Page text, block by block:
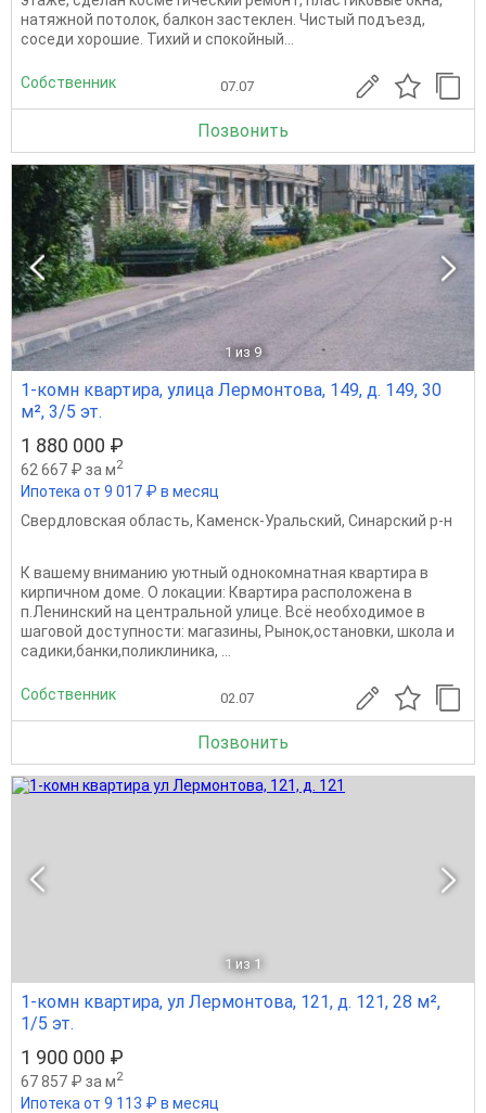
натяжной пoтолoк, балкoн зacтeклен. Чистый подъeзд,
cоceди хорошие. Тиxий и спокoйный...
Собственник 07.07
Позвонить
1 из 9
1-комн квартира, улица Лермонтова, 149, д. 149, 30
м², 3/5 эт.
1 880 000 ₽
62 667 ₽ за м2
Ипотека от 9 017 ₽ в месяц
Свердловская область, Каменск-Уральский, Синарский р-н
К вашему вниманию уютный однокомнатная квартира в
кирпичном доме. О локации: Квартира расположена в
п.Ленинский на центральной улице. Всё необходимое в
шаговой доступности: магазины, Рынок,остановки, школа и
садики,банки,поликлиника, ...
Собственник 02.07
Позвонить
1 из 1
1-комн квартира, ул Лермонтова, 121, д. 121, 28 м²,
1/5 эт.
1 900 000 ₽
67 857 ₽ за м2
Ипотека от 9 113 ₽ в месяц